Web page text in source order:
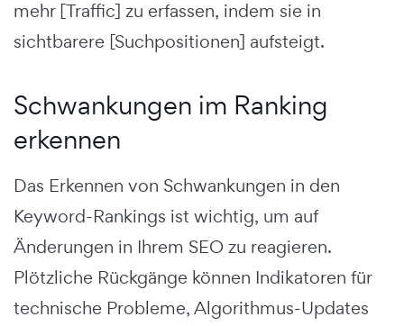
mehr [Traffic] zu erfassen, indem sie in
sichtbarere [Suchpositionen] aufsteigt.
Schwankungen im Ranking
erkennen
Das Erkennen von Schwankungen in den
Keyword-Rankings ist wichtig, um auf
Änderungen in Ihrem SEO zu reagieren.
Plötzliche Rückgänge können Indikatoren für
technische Probleme, Algorithmus-Updates